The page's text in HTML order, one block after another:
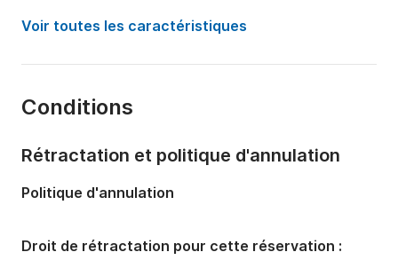
Puissance moteur:
400cv
Capacité à bord:
Nombre de cabines:
Voir toutes les caractéristiques
Conditions
Rétractation et politique d'annulation
Politique d'annulation
Droit de rétractation pour cette réservation :